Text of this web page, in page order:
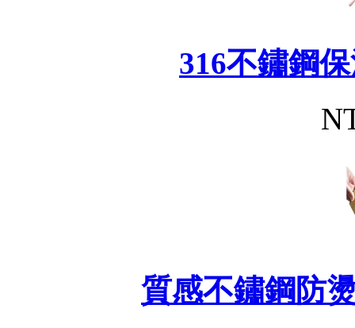
316不鏽鋼
質感不鏽鋼防